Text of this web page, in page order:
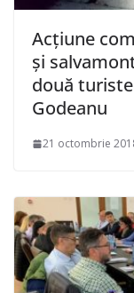
Acțiune
și
două
Godeanu
21 octombrie